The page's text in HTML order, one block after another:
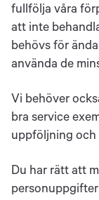
fullfölja våra
att inte
behövs för
använda de
Vi behöver
bra service
uppföljning
Du har rätt att